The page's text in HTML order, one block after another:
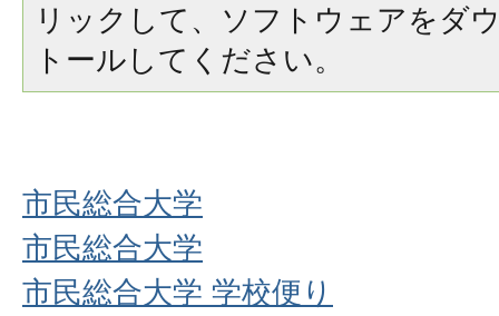
リックして、ソフトウェアをダ
トールしてください。
市民総合大学
市民総合大学
市民総合大学 学校便り